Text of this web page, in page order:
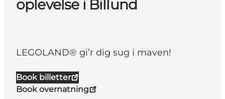
oplevelse i Billund
LEGOLAND® gi’r dig sug i maven!
Book billetter
Book overnatning